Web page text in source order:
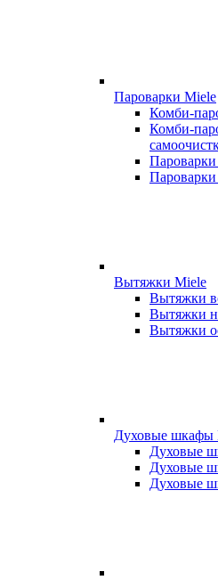
Пароварки Miele
Комби-
Комби-
Вытяжки Miele
Вытяжки
Вытяжки
Вытяжки
Духовые шкафы
Духовые
Духовые
Духовые